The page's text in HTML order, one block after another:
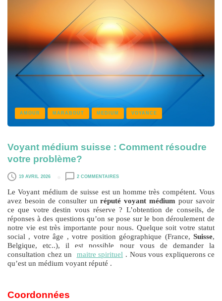
AMOUR MARABOUT MEDIUM VOYANCE
Voyant médium suisse : Comment résoudre
votre problème?
19 AVRIL 2026 2 COMMENTAIRES
Le Voyant médium de suisse est un homme très compétent. Vous
avez besoin de consulter unréputé voyant médium pour savoir
ce que votre destin vous réserve ? L’obtention de conseils, de
réponses à des questions qu’on se pose sur le bon déroulement de
notre vie est très importante pour nous. Quelque soit votre statut
social , votre âge , votre position géographique (France, Suisse,
Belgique, etc..), il est possible pour vous de demander la
consultation chez un
maitre spirituel . Nous vous expliquerons ce
qu’est un médium voyant réputé .
Coordonnées